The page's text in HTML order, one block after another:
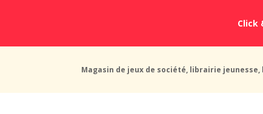
Click
Magasin de jeux de société, librairie